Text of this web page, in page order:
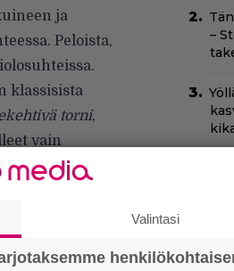
ja
Peloista,
klassisista
torni,
vain
välittämään
hauskaa.
–
Nyt
Valintasi